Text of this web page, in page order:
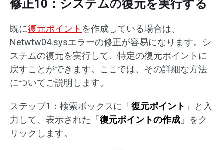
修正10：システムの復元を実行する
既に復元ポイント を作成している場合は、
Netwtw04.sysエラーの修正が容易になります。シ
ステムの復元を実行して、特定の復元ポイントに
戻すことができます。ここでは、その詳細な方法
についてご説明します。
ステップ1：検索ボックスに「復元ポイント 」と入
力して、表示された「復元ポイントの作成 」をク
リックします。